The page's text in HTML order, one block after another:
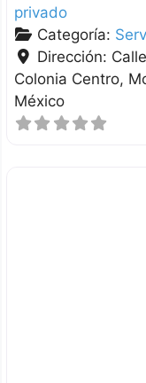
privado
Categoría:
Dirección:
Colonia Centro
México